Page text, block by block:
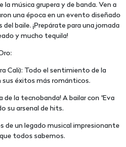
música grupera y de banda. Ven a
una época en un evento diseñado
baile. ¡Prepárate para una jornada
y mucho tequila!
Cali): Todo el sentimiento de la
sus éxitos más románticos.
de la tecnobanda! A bailar con "Eva
su arsenal de hits.
de un legado musical impresionante
todos sabemos.